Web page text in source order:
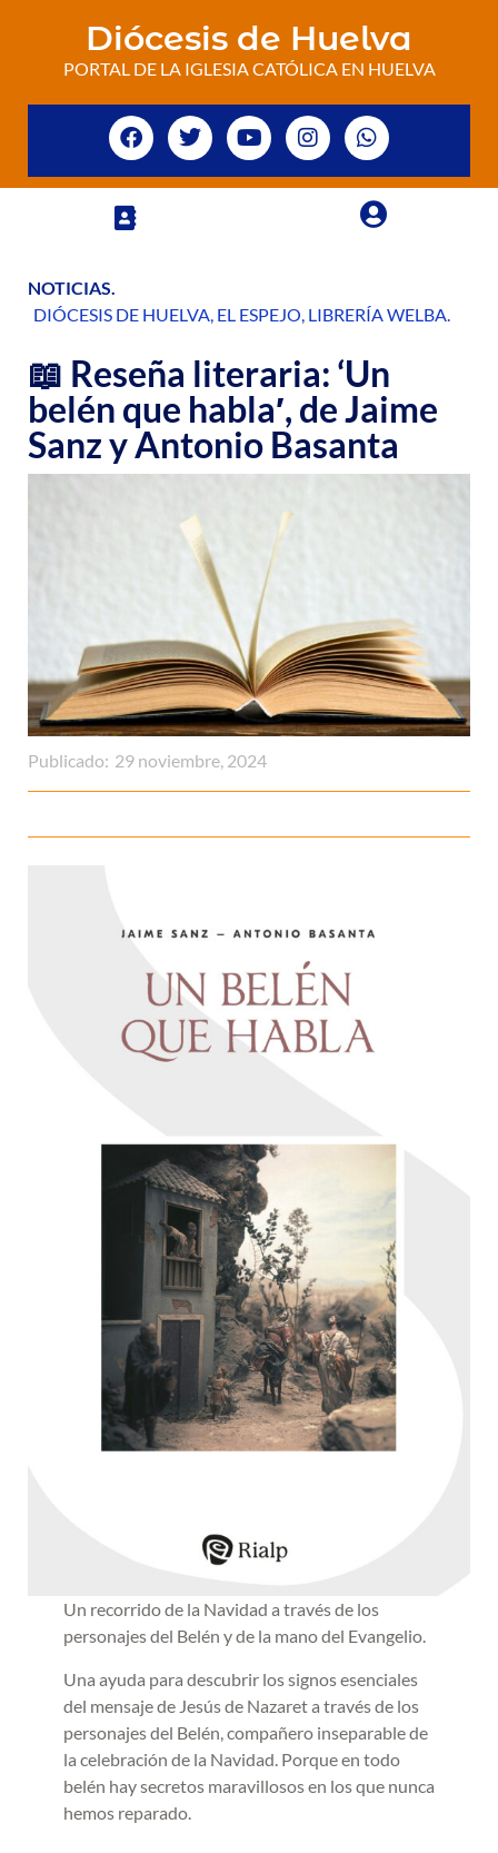
Diócesis de Huelva
PORTAL DE LA IGLESIA CATÓLICA EN HUELVA
NOTICIAS.
DIÓCESIS DE HUELVA, EL ESPEJO, LIBRERÍA WELBA.
📖 Reseña literaria: ‘Un
belén que habla′, de Jaime
Sanz y Antonio Basanta
Publicado: 29 noviembre, 2024
Un recorrido de la Navidad a través de los
personajes del Belén y de la mano del Evangelio.
Una ayuda para descubrir los signos esenciales
del mensaje de Jesús de Nazaret a través de los
personajes del Belén, compañero inseparable de
la celebración de la Navidad. Porque en todo
belén hay secretos maravillosos en los que nunca
hemos reparado.